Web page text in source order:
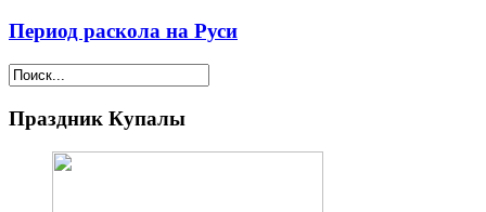
Период раскола на Руси
Праздник Купалы